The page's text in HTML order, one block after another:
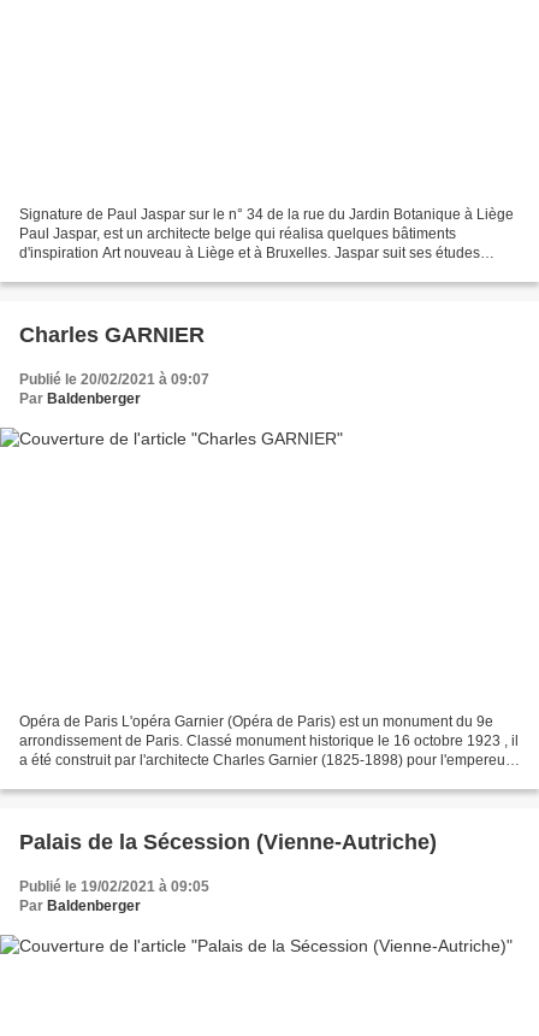
Signature de Paul Jaspar sur le n° 34 de la rue du Jardin Botanique à Liège
Paul Jaspar, est un architecte belge qui réalisa quelques bâtiments
d'inspiration Art nouveau à Liège et à Bruxelles. Jaspar suit ses études
Charles GARNIER
Publié le 20/02/2021 à 09:07
Par Baldenberger
Opéra de Paris L'opéra Garnier (Opéra de Paris) est un monument du 9e
arrondissement de Paris. Classé monument historique le 16 octobre 1923 , il
a été construit par l'architecte Charles Garnier (1825-1898) pour l'empereur
Palais de la Sécession (Vienne-Autriche)
Publié le 19/02/2021 à 09:05
Par Baldenberger